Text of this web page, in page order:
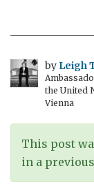
by Leigh
the United
Vienna
This post
in a